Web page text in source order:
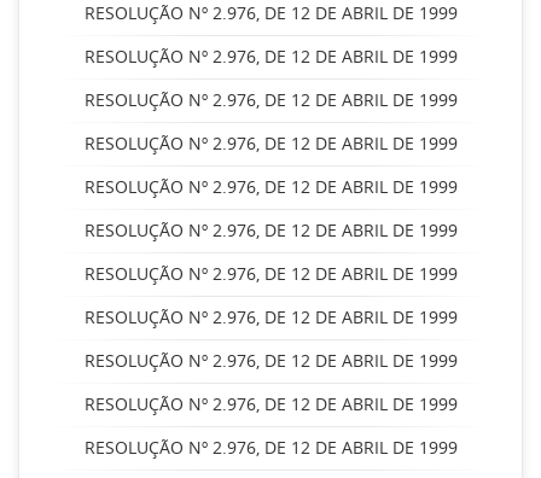
RESOLUÇÃO Nº 2.976, DE 12 DE ABRIL DE 1999
RESOLUÇÃO Nº 2.976, DE 12 DE ABRIL DE 1999
RESOLUÇÃO Nº 2.976, DE 12 DE ABRIL DE 1999
RESOLUÇÃO Nº 2.976, DE 12 DE ABRIL DE 1999
RESOLUÇÃO Nº 2.976, DE 12 DE ABRIL DE 1999
RESOLUÇÃO Nº 2.976, DE 12 DE ABRIL DE 1999
RESOLUÇÃO Nº 2.976, DE 12 DE ABRIL DE 1999
RESOLUÇÃO Nº 2.976, DE 12 DE ABRIL DE 1999
RESOLUÇÃO Nº 2.976, DE 12 DE ABRIL DE 1999
RESOLUÇÃO Nº 2.976, DE 12 DE ABRIL DE 1999
RESOLUÇÃO Nº 2.976, DE 12 DE ABRIL DE 1999